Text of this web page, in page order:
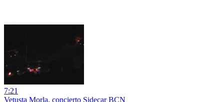
7:21
Vetusta Morla, concierto Sidecar BCN